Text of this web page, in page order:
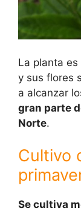
La planta es
y sus flores
a alcanzar
gran parte
Norte.
Cultivo
Se cultiva